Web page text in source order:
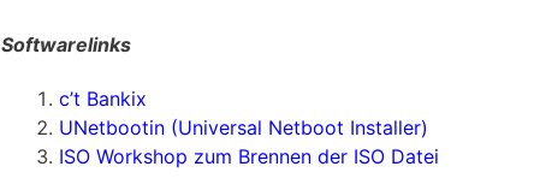
Softwarelinks
c’t Bankix
UNetbootin (Universal Netboot Installer)
ISO Workshop zum Brennen der ISO Datei